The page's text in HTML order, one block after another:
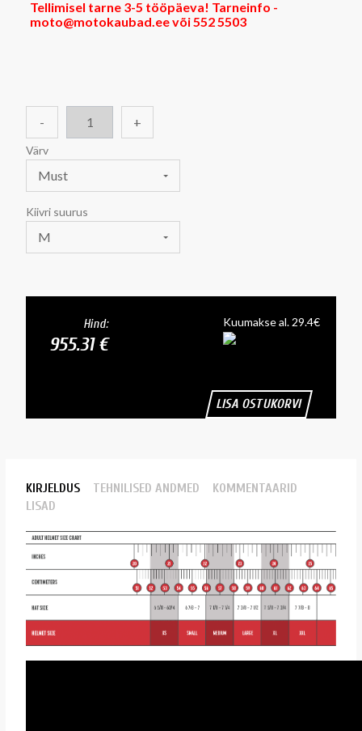
Tellimisel tarne 3-5 tööpäeva! Tarneinfo -
moto@motokaubad.ee või 552 5503
- +
Värv
Must
Kiivri suurus
M
Hind:
955.31 €
Kuumakse al. 29.4€
LISA OSTUKORVI
KIRJELDUS TEHNILISED ANDMED
KOMMENTAARID
LISAD